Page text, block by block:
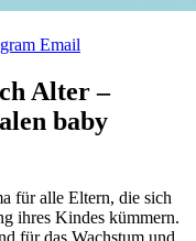
Email
Alter –
baby
für alle Eltern, die sich
ihres Kindes kümmern.
für das Wachstum und